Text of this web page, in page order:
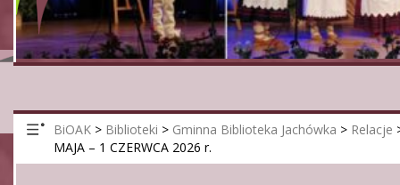
BiOAK > Biblioteki > Gminna Biblioteka Jachówka > Relacje
MAJA – 1 CZERWCA 2026 r.